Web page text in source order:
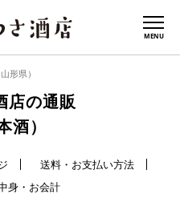
MENU
形県）
店の通販
酒）
送料・お支払い方法
身・お会計